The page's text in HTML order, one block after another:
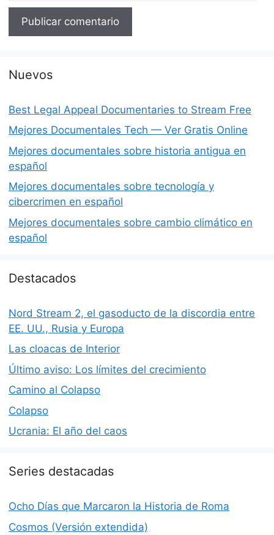
Nuevos
Best Legal Appeal Documentaries to Stream Free
Mejores Documentales Tech — Ver Gratis Online
Mejores documentales sobre historia antigua en
español
Mejores documentales sobre tecnología y
cibercrimen en español
Mejores documentales sobre cambio climático en
español
Destacados
Nord Stream 2, el gasoducto de la discordia entre
EE. UU., Rusia y Europa
Las cloacas de Interior
Último aviso: Los límites del crecimiento
Camino al Colapso
Colapso
Ucrania: El año del caos
Series destacadas
Ocho Días que Marcaron la Historia de Roma
Cosmos (Versión extendida)